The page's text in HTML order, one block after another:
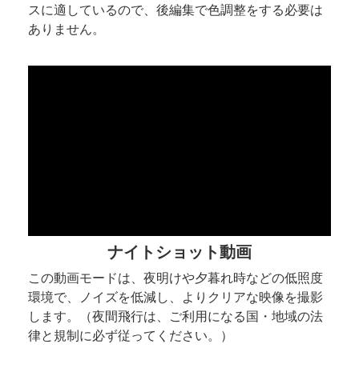
スに適しているので、後編集で色調整をする必要は
ありません。
ナイトショット動画
この動画モードは、夜明けや夕暮れ時などの低照度
環境で、ノイズを低減し、よりクリアな映像を撮影
します。（夜間飛行は、ご利用になる国・地域の法
律と規制に必ず従ってください。）